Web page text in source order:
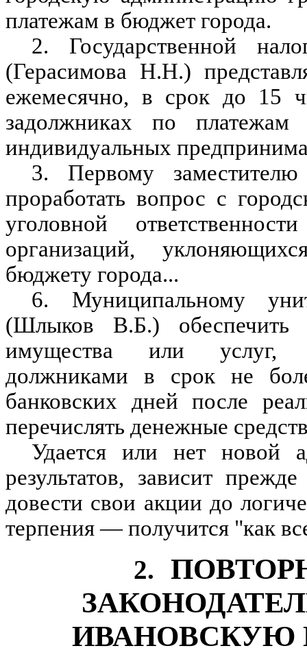
платежам в бюджет города.
2. Государственной
(Герасимова Н.Н.)
ежемесячно, в срок до 15
задолжниках по
индивидуальных
3. Первому
проработать вопрос с
уголовной
организаций,
бюджету города...
6. Муниципальному
(Шлыков В.Б.) обеспечить
имущества или услуг,
должниками в срок не
банковских дней после
перечислять денежные
Удается или нет новой
результатов, зависит
довести свои акции до
терпения — получится "как
2.
ИВАНОВСКУЮ